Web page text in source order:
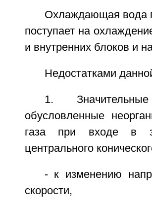
Охлаждающая вода
поступает на
и внутренних блоков и
Недостатками
1.
обусловленные
газа при входе в
центрального
- к изменению
скорости,